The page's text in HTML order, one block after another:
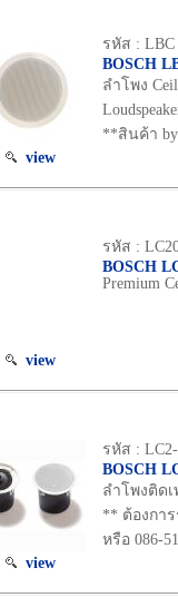
view
รหัส : LBC
BOSCH
ลำโพง
**สินค้า by
view
รหัส :
BOSCH
Premium
view
รหัส :
BOSCH
ลำโพงติดเ
** ต้องกา
หรือ 086-